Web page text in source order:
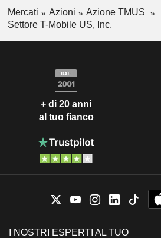
Mercati Azioni
Azione TMUS
Settore T-Mobile US, Inc.
+ di 20 anni
al tuo fianco
I NOSTRI ESPERTI AL TUO